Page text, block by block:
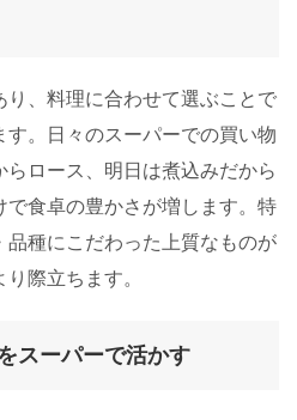
り、料理に合わせて選ぶことで
。日々のスーパーでの買い物
ロース、明日は煮込みだから
で食卓の豊かさが増します。特
品種にこだわった上質なものが
際立ちます。
スーパーで活かす